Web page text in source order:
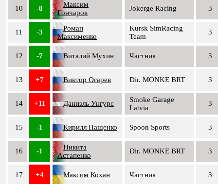
10 -8
Максим
Гончаров
Jokerge Racing 3
11 -3
Роман
Максименко
Kursk SimRacing
Team
3
12 -7 Виталий Мухин Частник 3
13 +7 Виктор Огарев Dir. MONKE BRT 3
14 +11 Даниэль Унгурс
Smoke Garage
Latvia
3
15 -1 Кирилл Пащенко Spoon Sports 3
16 -1
Никита
Астапенко
Dir. MONKE BRT 3
17 +4 Максим Кохан Частник 3